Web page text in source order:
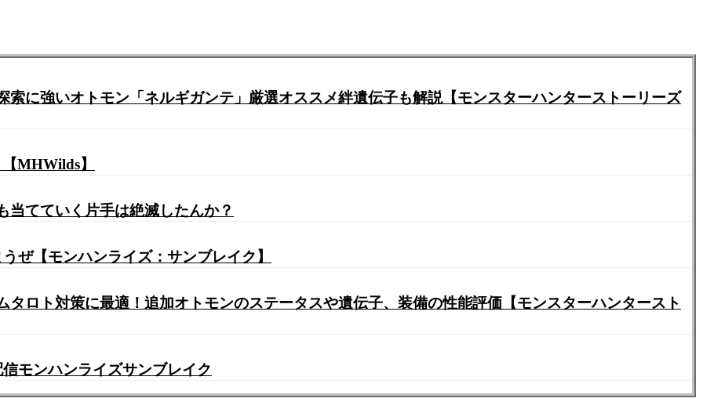
索に強いオトモン「ネルギガンテ」厳選オススメ絆遺伝子も解説【モンスターハンターストーリーズ
MHWilds】
当てていく片手は絶滅したんか？
ぜ【モンハンライズ：サンブレイク】
タロト対策に最適！追加オトモンのステータスや遺伝子、装備の性能評価【モンスターハンタースト
モンハンライズサンブレイク